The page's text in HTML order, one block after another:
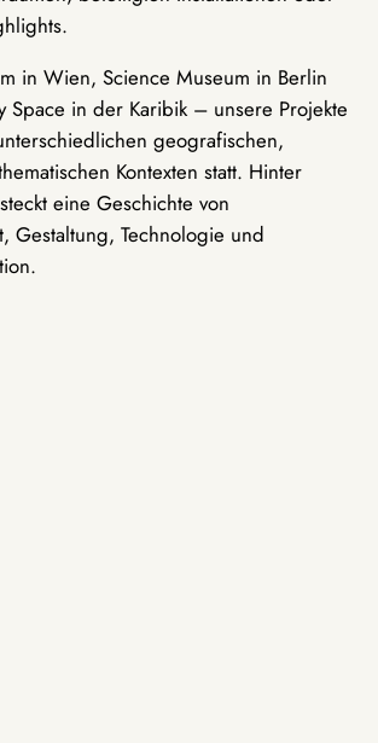
in Wien, Science Museum in Berlin
Space in der Karibik – unsere Projekte
geografischen,
Kontexten statt. Hinter
eine Geschichte von
Gestaltung, Technologie und